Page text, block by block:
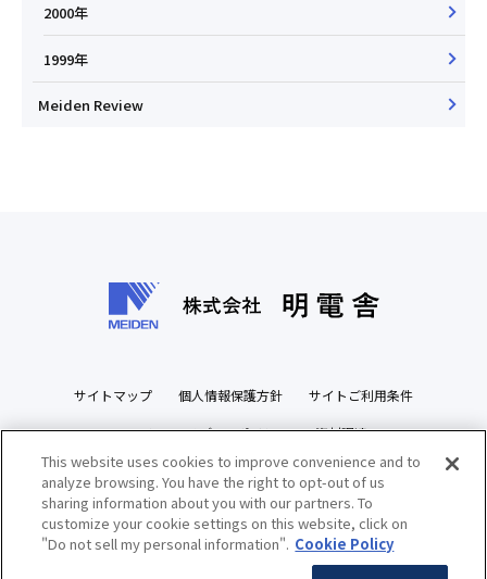
2000年
1999年
Meiden Review
サイトマップ 個人情報保護方針 サイトご利用条件
ソーシャルメディアポリシー 資材調達
ビジネスパートナーズサイト
This website uses cookies to improve convenience and to
analyze browsing. You have the right to opt-out of us
sharing information about you with our partners. To
customize your cookie settings on this website, click on
"Do not sell my personal information". Cookie Policy